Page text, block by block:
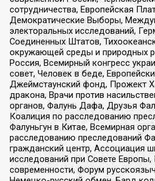
сотрудничества, Европейская
Демократические Выборы,
электоральных исследований,
Соединенных Штатов,
окружающей среды и природных
Россия, Всемирный конгресс
совет, Человек в беде,
Джеймстаунский фонд, Прожект
дракона, Врачи против
органов, Фалунь Дафа, Друзья
Коалиция по расследованию
Фалуньгун в Китае, Всемирная
расследованию преследований
гражданский центр, Ассоциация
исследований при Совете
современности, Форум